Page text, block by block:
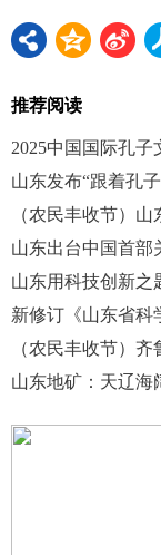
推荐阅读
2025中国国际孔
山东发布“跟着孔
（农民丰收节）
山东出台中国首部
山东用科技创新之
新修订《山东省科
（农民丰收节）
山东地矿：天辽海